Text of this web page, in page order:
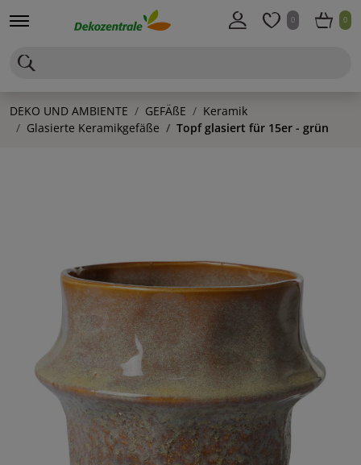
0 0
DEKO UND AMBIENTE GEFÄßE
Keramik
Glasierte Keramikgefäße
Topf glasiert für 15er - grün